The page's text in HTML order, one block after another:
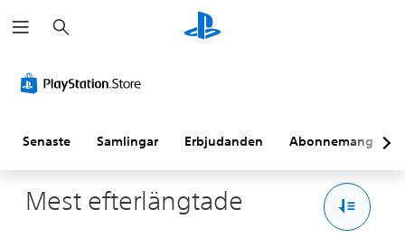
ö
k
Senaste Samlingar Erbjudanden Abonnemang
Mest efterlängtade